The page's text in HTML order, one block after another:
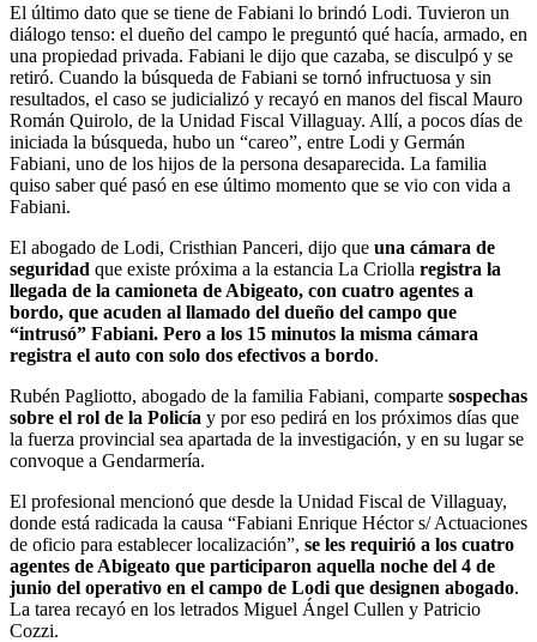
El último dato que se tiene de Fabiani lo brindó Lodi. Tuvieron un
diálogo tenso: el dueño del campo le preguntó qué hacía, armado, en
una propiedad privada. Fabiani le dijo que cazaba, se disculpó y se
retiró. Cuando la búsqueda de Fabiani se tornó infructuosa y sin
resultados, el caso se judicializó y recayó en manos del fiscal Mauro
Román Quirolo, de la Unidad Fiscal Villaguay. Allí, a pocos días de
iniciada la búsqueda, hubo un “careo”, entre Lodi y Germán
Fabiani, uno de los hijos de la persona desaparecida. La familia
quiso saber qué pasó en ese último momento que se vio con vida a
Fabiani.
El abogado de Lodi, Cristhian Panceri, dijo que una cámara de
seguridad que existe próxima a la estancia La Criolla registra la
llegada de la camioneta de Abigeato, con cuatro agentes a
bordo, que acuden al llamado del dueño del campo que
“intrusó” Fabiani. Pero a los 15 minutos la misma cámara
registra el auto con solo dos efectivos a bordo.
Rubén Pagliotto, abogado de la familia Fabiani, comparte sospechas
sobre el rol de la Policía y por eso pedirá en los próximos días que
la fuerza provincial sea apartada de la investigación, y en su lugar se
convoque a Gendarmería.
El profesional mencionó que desde la Unidad Fiscal de Villaguay,
donde está radicada la causa “Fabiani Enrique Héctor s/ Actuaciones
de oficio para establecer localización”, se les requirió a los cuatro
agentes de Abigeato que participaron aquella noche del 4 de
junio del operativo en el campo de Lodi que designen abogado.
La tarea recayó en los letrados Miguel Ángel Cullen y Patricio
Cozzi.